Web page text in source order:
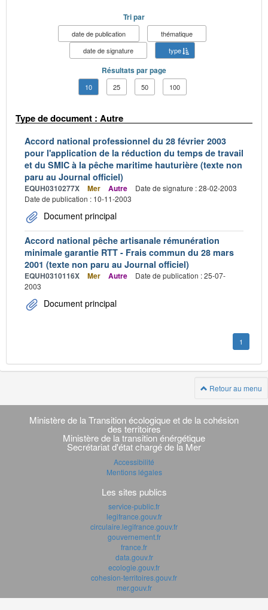
Tri par
date de publication
thématique
date de signature
type
Résultats par page
10 25 50 100
Type de document : Autre
Accord national professionnel du 28 février 2003
pour l'application de la réduction du temps de travail
et du SMIC à la pêche maritime hauturière (texte non
paru au Journal officiel)
EQUH0310277X Mer Autre
Date de signature : 28-02-2003
Date de publication : 10-11-2003
Document principal
Accord national pêche artisanale rémunération
minimale garantie RTT - Frais commun du 28 mars
2001 (texte non paru au Journal officiel)
EQUH0310116X Mer Autre
Date de publication : 25-07-
2003
Document principal
1
Retour au menu
Navigation
transverse
Ministère de la Transition écologique et de la cohésion
des territoires
Ministère de la transition énérgétique
Secrétariat d'état chargé de la Mer
Accessibilité
Mentions légales
Les sites publics
service-public.fr
legifrance.gouv.fr
circulaire.legifrance.gouv.fr
gouvernement.fr
france.fr
data.gouv.fr
ecologie.gouv.fr
cohesion-territoires.gouv.fr
mer.gouv.fr